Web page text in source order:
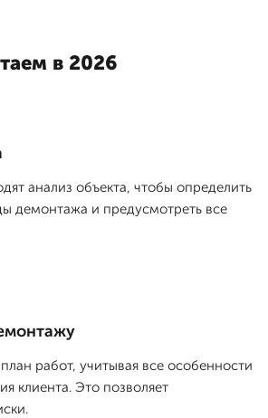
в 2026
анализ объекта, чтобы определить
демонтажа и предусмотреть все
работ, учитывая все особенности
клиента. Это позволяет